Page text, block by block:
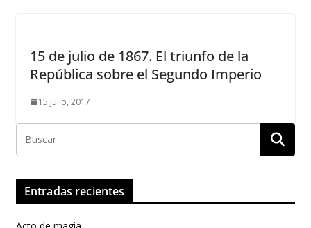
15 de julio de 1867. El triunfo de la
República sobre el Segundo Imperio
15 julio, 2017
Entradas recientes
Acto de magia